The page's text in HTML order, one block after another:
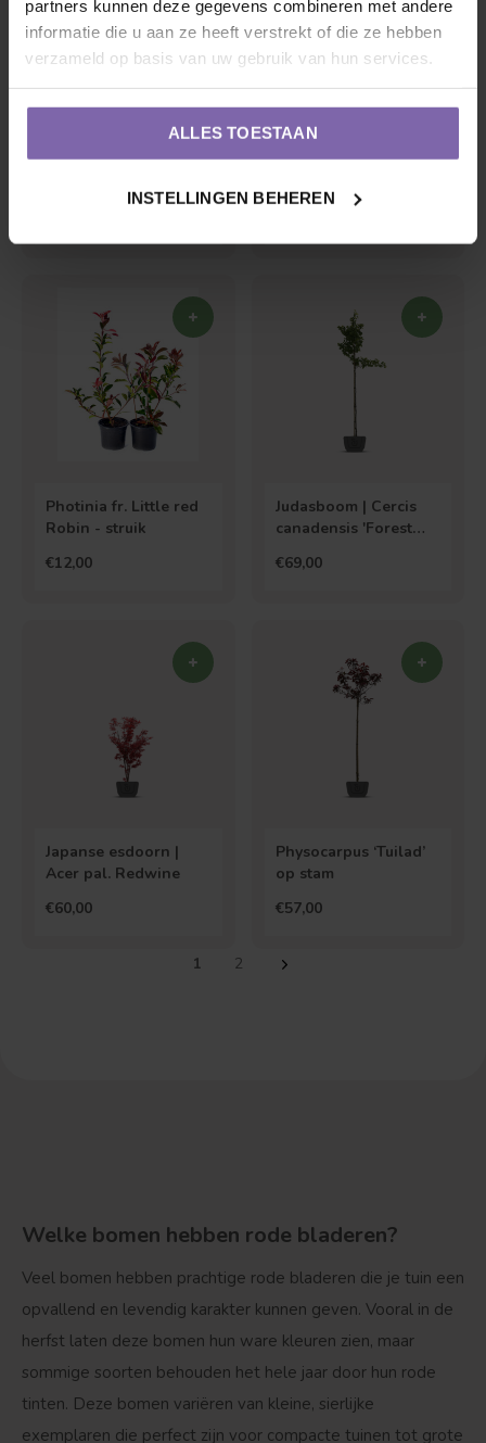
partners kunnen deze gegevens combineren met andere
informatie die u aan ze heeft verstrekt of die ze hebben
verzameld op basis van uw gebruik van hun services.
ALLES TOESTAAN
INSTELLINGEN BEHEREN
Judasboom | Cercis
Japanse esdoorn |
Red Sentinel'
Photinia fr. Little red
Robin - struik
€12,00
Judasboom | Cercis
canadensis 'Forest
€69,00
Japanse esdoorn |
Acer pal. Redwine
€60,00
Physocarpus ‘Tuilad’
op stam
€57,00
1 2
Welke bomen hebben rode bladeren?
Veel bomen hebben prachtige rode bladeren die je tuin een
opvallend en levendig karakter kunnen geven. Vooral in de
herfst laten deze bomen hun ware kleuren zien, maar
sommige soorten behouden het hele jaar door hun rode
tinten. Deze bomen variëren van kleine, sierlijke
exemplaren die perfect zijn voor compacte tuinen tot grote